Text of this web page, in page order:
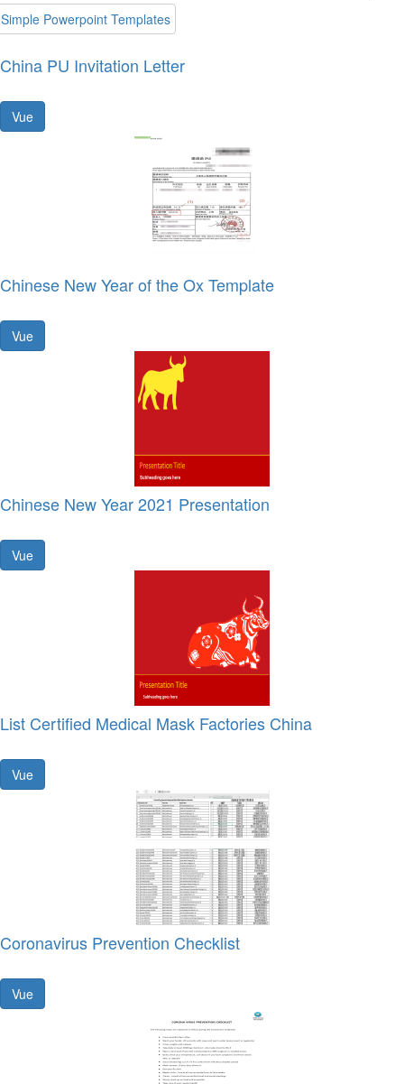
Simple Powerpoint Templates
China PU Invitation Letter
Vue
Chinese New Year of the Ox Template
Vue
Chinese New Year 2021 Presentation
Vue
List Certified Medical Mask Factories China
Vue
Coronavirus Prevention Checklist
Vue